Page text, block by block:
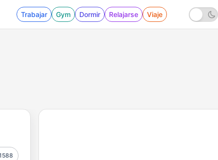
Trabajar Gym Dormir Relajarse Viaje